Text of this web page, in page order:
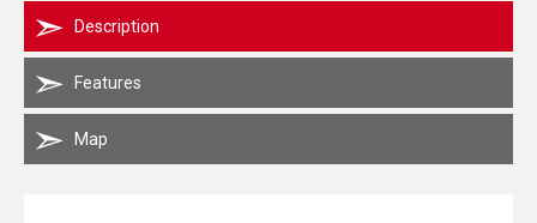
Description
Features
Map